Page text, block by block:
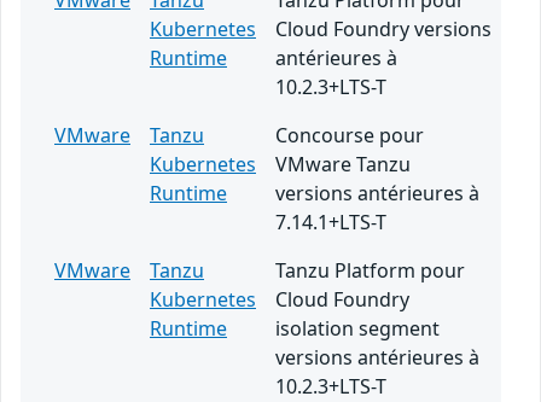
Kubernetes
Runtime
Cloud Foundry versions
antérieures à
10.2.3+LTS-T
VMware
Tanzu
Kubernetes
Runtime
Concourse pour
VMware Tanzu
versions antérieures à
7.14.1+LTS-T
VMware
Tanzu
Kubernetes
Runtime
Tanzu Platform pour
Cloud Foundry
isolation segment
versions antérieures à
10.2.3+LTS-T